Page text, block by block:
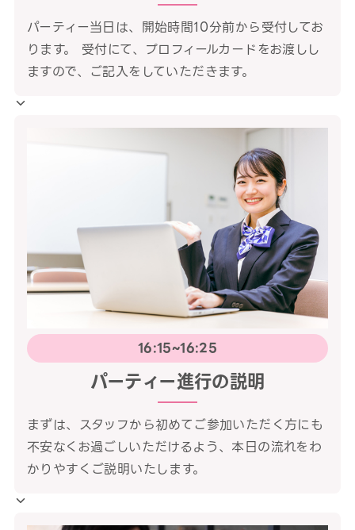
パーティー当日は、開始時間10分前から受付してお
ります。 受付にて、プロフィールカードをお渡しし
ますので、ご記入をしていただきます。
16:15~16:25
パーティー進行の説明
まずは、スタッフから初めてご参加いただく方にも
不安なくお過ごしいただけるよう、本日の流れをわ
かりやすくご説明いたします。